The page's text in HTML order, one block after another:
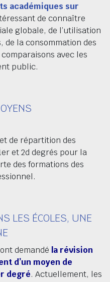
académiques sur
de connaître
globale, de l’utilisation
de la consommation des
avec les
public.
de répartition des
et 2d degrés pour la
des formations des
LES ÉCOLES, UNE
demandé la révision
d’un moyen de
degré. Actuellement, les